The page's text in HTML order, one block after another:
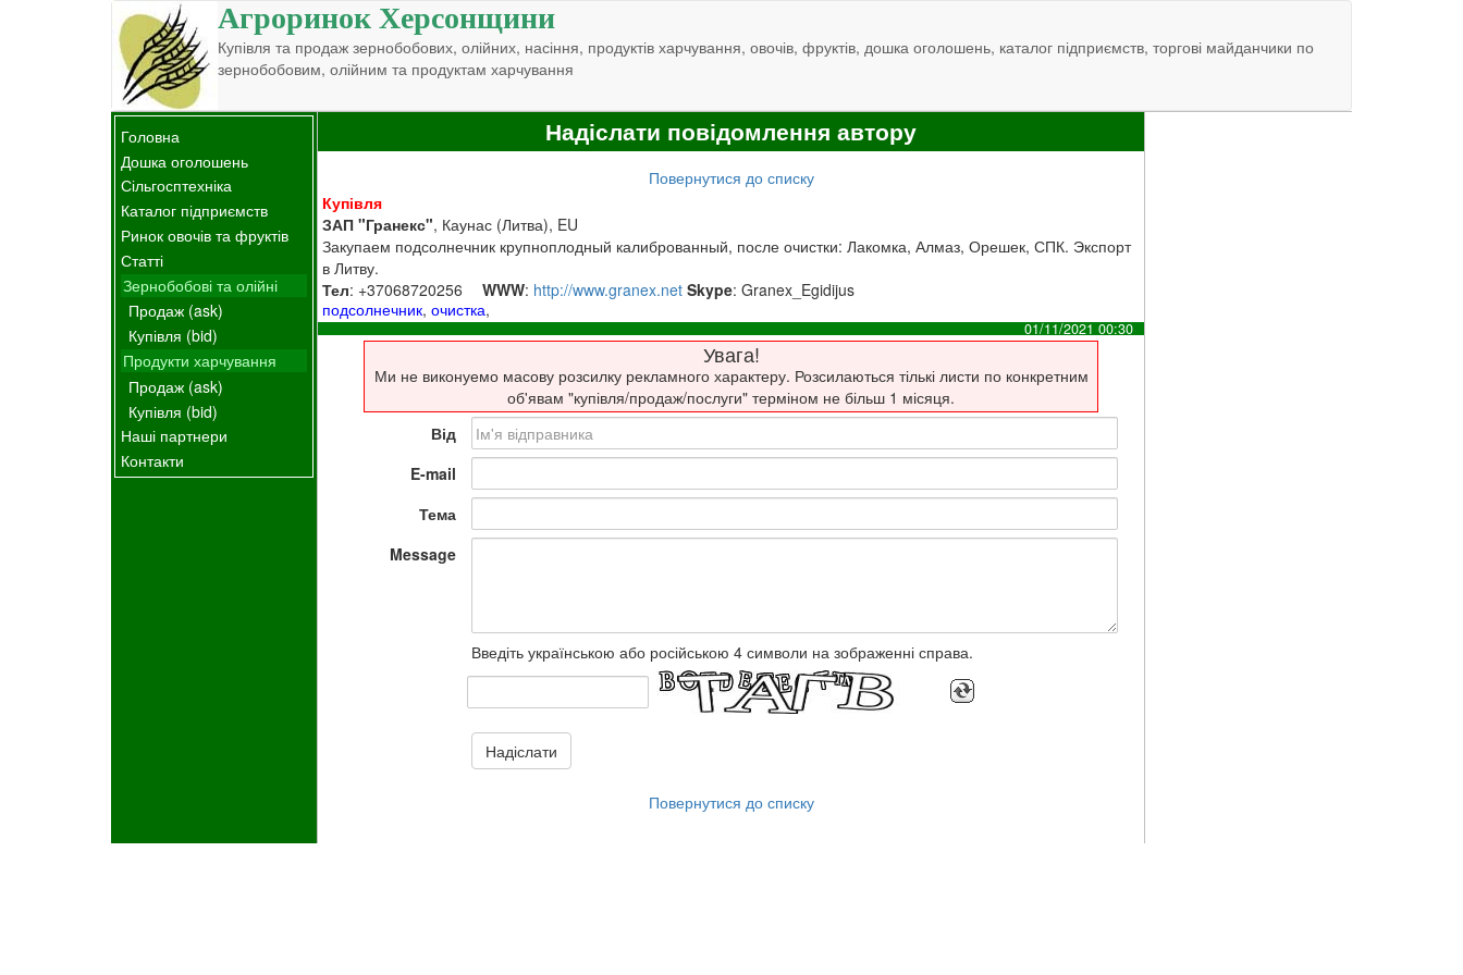
Агроринок Херсонщини
Купівля та продаж зернобобових, олійних, насіння, продуктів харчування, овочів, фруктів, дошка оголошень, каталог підприємств, торгові майданчики по
зернобобовим, олійним та продуктам харчування
Головна
Дошка оголошень
Сільгосптехніка
Каталог підприємств
Ринок овочів та фруктів
Статті
Зернобобові та олійні
Продаж (ask)
Купівля (bid)
Продукти харчування
Продаж (ask)
Купівля (bid)
Наші партнери
Контакти
Надіслати повідомлення автору
Повернутися до списку
Купівля
ЗАП "Гранекс", Каунас (Литва), EU
Закупаем подсолнечник крупноплодный калиброванный, после очистки: Лакомка, Алмаз, Орешек, СПК. Экспорт
в Литву.
Тел: +37068720256 WWW: http://www.granex.net Skype: Granex_Egidijus
подсолнечник,очистка,
01/11/2021 00:30
Увага!
Ми не виконуемо масову розсилку рекламного характеру. Розсилаються тількі листи по конкретним
об'явам "купівля/продаж/послуги" терміном не більш 1 місяця.
Від
E-mail
Тема
Message
Введіть українською або російською 4 символи на зображенні справа.
Надіслати
Повернутися до списку